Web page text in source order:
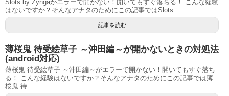
Slots by Zyngaがエラーで開かない！開いてもすぐ落ちる！ こんな経験
はないですか？そんなアナタのためにこの記事ではSlots ...
記事を読む
薄桜鬼 待受絵草子 ～沖田編～が開かないときの対処法
(android対応)
薄桜鬼 待受絵草子 ～沖田編～がエラーで開かない！開いてもすぐ落ち
る！ こんな経験はないですか？そんなアナタのためにこの記事では薄
桜鬼 待...